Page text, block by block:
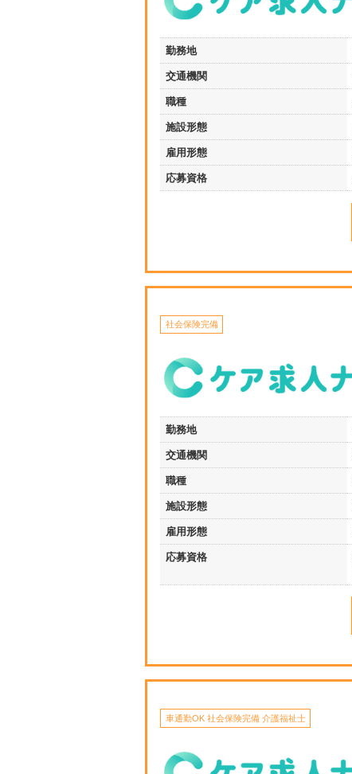
勤務地
交通機関
職種
施設形態
雇用形態
応募資格
社会保険完備
勤務地
交通機関
職種
施設形態
雇用形態
応募資格
車通勤OK 社会保険完備 介護福祉士